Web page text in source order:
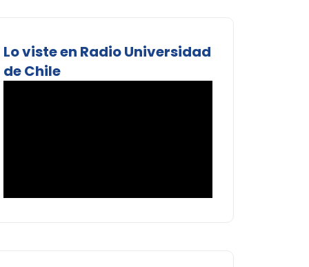
Lo viste en Radio Universidad
de Chile